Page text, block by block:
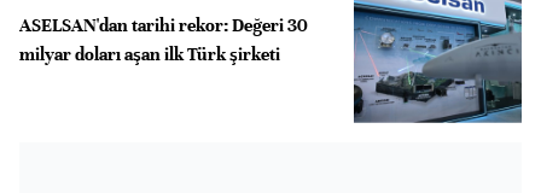
ASELSAN'dan tarihi rekor: Değeri 30
milyar doları aşan ilk Türk şirketi